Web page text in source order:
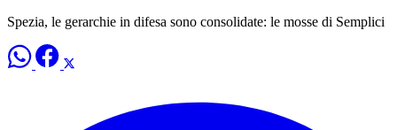
Spezia, le gerarchie in difesa sono consolidate: le mosse di Semplici